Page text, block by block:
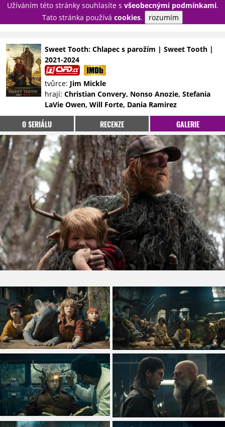
Užíváním této stránky souhlasíte s všeobecnými podmínkami.
Tato stránka používá cookies. rozumím
PŘIHLÁSIT
NOVINKY
TÉMATA
RECENZE
EPIZODY
KULT
TRAILERY
GALERIE
DISKUZE
STATISTIKY
TIRÁŽ
Sweet Tooth: Chlapec s parožím | Sweet Tooth |
2021-2024
tvůrce: Jim Mickle
hrají: Christian Convery, Nonso Anozie, Stefania
LaVie Owen, Will Forte, Dania Ramirez
O SERIÁLU RECENZE GALERIE